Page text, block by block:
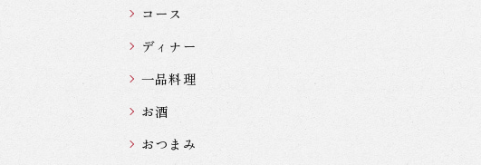
コース
ディナー
一品料理
お酒
おつまみ